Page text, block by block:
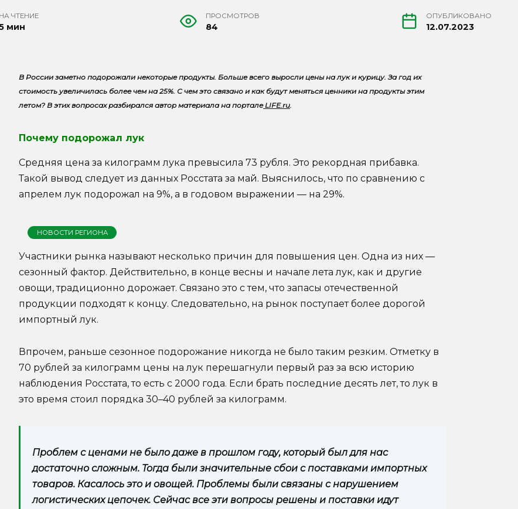
НА ЧТЕНИЕ
мин
ПРОСМОТРОВ
84
ОПУБЛИКОВАНО
12.07.2023
В России заметно подорожали некоторые продукты. Больше всего выросли цены на лук и курицу. За год их
стоимость увеличилась более чем на 25%. С чем это связано и как будут меняться ценники на продукты этим
летом? В этих вопросах разбирался автор материала на порталеLIFE.ru.
Почему подорожал лук
Средняя цена за килограмм лука превысила 73 рубля. Это рекордная прибавка.
Такой вывод следует из данных Росстата за май. Выяснилось, что по сравнению с
апрелем лук подорожал на 9%, а в годовом выражении — на 29%.
НОВОСТИ РЕГИОНА
Участники рынка называют несколько причин для повышения цен. Одна из них —
сезонный фактор. Действительно, в конце весны и начале лета лук, как и другие
овощи, традиционно дорожает. Связано это с тем, что запасы отечественной
продукции подходят к концу. Следовательно, на рынок поступает более дорогой
импортный лук.
Впрочем, раньше сезонное подорожание никогда не было таким резким. Отметку в
70 рублей за килограмм цены на лук перешагнули первый раз за всю историю
наблюдения Росстата, то есть с 2000 года. Если брать последние десять лет, то лук в
это время стоил порядка 30–40 рублей за килограмм.
Проблем с ценами не было даже в прошлом году, который был для нас
достаточно сложным. Тогда были значительные сбои с поставками импортных
товаров. Касалось это и овощей. Проблемы были связаны с нарушением
логистических цепочек. Сейчас все эти вопросы решены и поставки идут